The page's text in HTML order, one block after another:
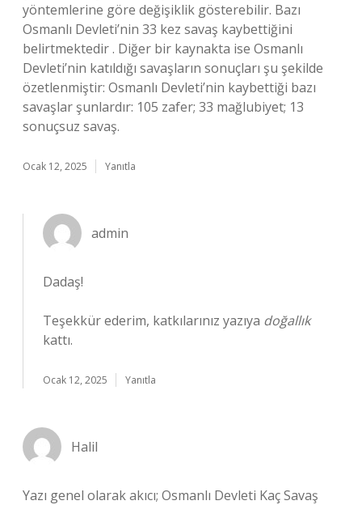
yöntemlerine göre değişiklik gösterebilir. Bazı
Osmanlı Devleti’nin 33 kez savaş kaybettiğini
belirtmektedir . Diğer bir kaynakta ise Osmanlı
Devleti’nin katıldığı savaşların sonuçları şu şekilde
özetlenmiştir: Osmanlı Devleti’nin kaybettiği bazı
savaşlar şunlardır: 105 zafer; 33 mağlubiyet; 13
sonuçsuz savaş.
Ocak 12, 2025 Yanıtla
admin
Dadaş!
Teşekkür ederim, katkılarınız yazıya doğallık
kattı.
Ocak 12, 2025 Yanıtla
Halil
Yazı genel olarak akıcı; Osmanlı Devleti Kaç Savaş